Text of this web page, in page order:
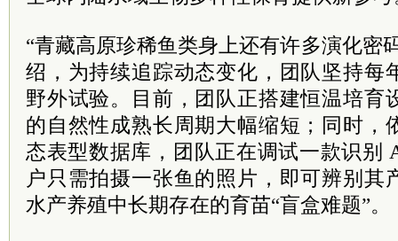
“青藏高原珍稀鱼类身上还有许多演化密
绍，为持续追踪动态变化，团队坚持每
野外试验。目前，团队正搭建恒温培育
的自然性成熟长周期大幅缩短；同时，
态表型数据库，团队正在调试一款识别
户只需拍摄一张鱼的照片，即可辨别其
水产养殖中长期存在的育苗“盲盒难题”。